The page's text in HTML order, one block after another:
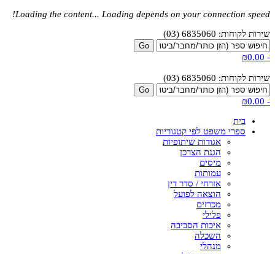
Loading the content... Loading depends on your connection speed!
שירות לקוחות: 6835060 (03)
-
₪0.00
שירות לקוחות: 6835060 (03)
-
₪0.00
בית
ספרי משפט לפי קטגוריות
אגודות שיתופיות
הגנת הצרכן
מיסים
עמותות
אזרחי / סדר דין
הוצאה לפועל
מכרזים
פלילי
איכות הסביבה
השכלה
מנהלי